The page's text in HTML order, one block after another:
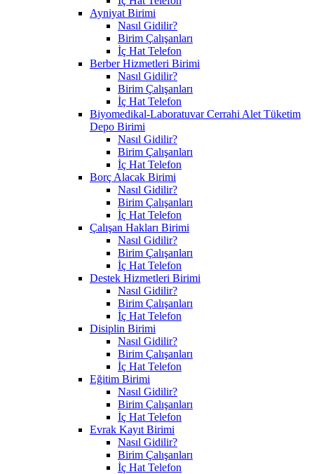
Ayniyat Birimi
Nasıl Gidilir?
Birim Çalışanları
İç Hat Telefon
Berber Hizmetleri Birimi
Nasıl Gidilir?
Birim Çalışanları
İç Hat Telefon
Biyomedikal-Laboratuvar Cerrahi Alet Tüketim
Depo Birimi
Nasıl Gidilir?
Birim Çalışanları
İç Hat Telefon
Borç Alacak Birimi
Nasıl Gidilir?
Birim Çalışanları
İç Hat Telefon
Çalışan Hakları Birimi
Nasıl Gidilir?
Birim Çalışanları
İç Hat Telefon
Destek Hizmetleri Birimi
Nasıl Gidilir?
Birim Çalışanları
İç Hat Telefon
Disiplin Birimi
Nasıl Gidilir?
Birim Çalışanları
İç Hat Telefon
Eğitim Birimi
Nasıl Gidilir?
Birim Çalışanları
İç Hat Telefon
Evrak Kayıt Birimi
Nasıl Gidilir?
Birim Çalışanları
İç Hat Telefon